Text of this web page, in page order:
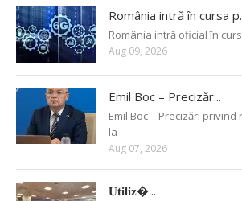
România intră în cursa
România intră oficial în
Aug 09, 2026
Emil Boc – Precizăr...
Emil Boc – Precizări
la
Aug 07, 2026
𝐔𝐭𝐢𝐥𝐢𝐳�...